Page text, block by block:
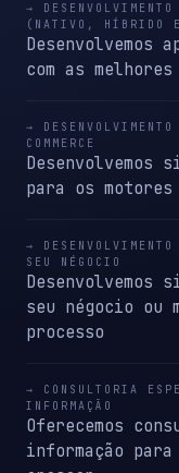
→
(NATIVO, HÍBRIDO
com as
→
COMMERCE
para os
→
SEU NÉGOCIO
Desenvolvemos
seu négocio ou
processo
→ CONSULTORIA
INFORMAÇÃO
Oferecemos
informação